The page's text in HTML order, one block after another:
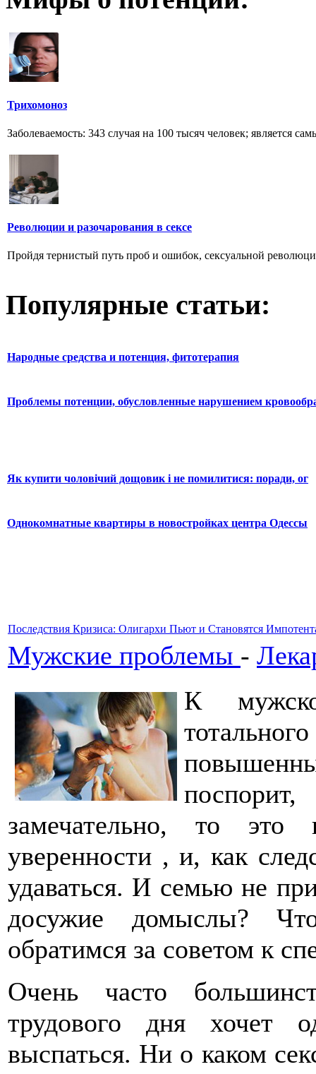
Трихомоноз
Заболеваемость: 343 случая на 100 тысяч человек; является
Революции и разочарования в сексе
Пройдя тернистый путь проб и ошибок, сексуальной
Популярные статьи:
Народные средства и потенция, фитотерапия
Проблемы потенции, обусловленные нарушением
Як купити чоловічий дощовик і не помилитися: поради, ог
Однокомнатные квартиры в новостройках центра Одессы
Последствия Кризиса: Олигархи Пьют и Становятся
Мужские проблемы -
К
замечательно, то это
уверенности , и, как
удаваться. И семью не
досужие домыслы?
обратимся за советом к
Очень часто
трудового дня хочет
выспаться. Ни о каком